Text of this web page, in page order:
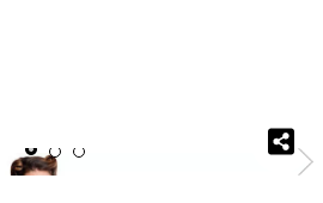
Disfraz de Vestido